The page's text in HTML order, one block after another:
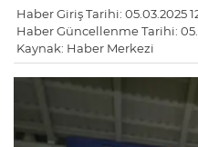
Haber Giriş Tarihi: 05.03.2025
Haber Güncellenme Tarihi:
Kaynak: Haber Merkezi